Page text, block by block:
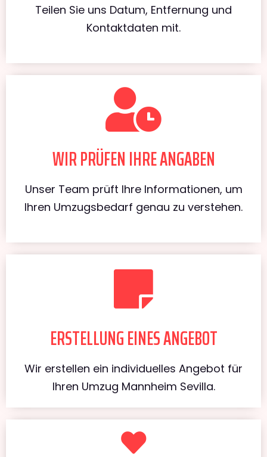
Teilen Sie uns Datum, Entfernung und
Kontaktdaten mit.
WIR PRÜFEN IHRE ANGABEN
Unser Team prüft Ihre Informationen, um
Ihren Umzugsbedarf genau zu verstehen.
ERSTELLUNG EINES ANGEBOT
Wir erstellen ein individuelles Angebot für
Ihren Umzug Mannheim Sevilla.